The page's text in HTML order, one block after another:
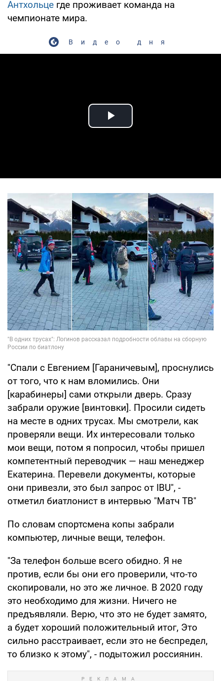
Антхольце где проживает команда на
чемпионате мира.
Видео дня
Play Video
"Спали с Евгением [Гараничевым], проснулись
от того, что к нам вломились. Они
[карабинеры] сами открыли дверь. Сразу
забрали оружие [винтовки]. Просили сидеть
на месте в одних трусах. Мы смотрели, как
проверяли вещи. Их интересовали только
мои вещи, потом я попросил, чтобы пришел
компетентный переводчик — наш менеджер
Екатерина. Перевели документы, которые
они привезли, это был запрос от IBU", -
отметил биатлонист в интервью "Матч ТВ"
По словам спортсмена копы забрали
компьютер, личные вещи, телефон.
"За телефон больше всего обидно. Я не
против, если бы они его проверили, что-то
скопировали, но это же личное. В 2020 году
это необходимо для жизни. Ничего не
предъявляли. Верю, что это не будет замято,
а будет хороший положительный итог, Это
сильно расстраивает, если это не беспредел,
то близко к этому", - подытожил россиянин.